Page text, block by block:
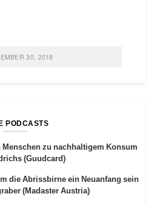
30, 2018
PODCASTS
zu nachhaltigem Konsum
(Guudcard)
die Abrissbirne ein Neuanfang sein
(Madaster Austria)